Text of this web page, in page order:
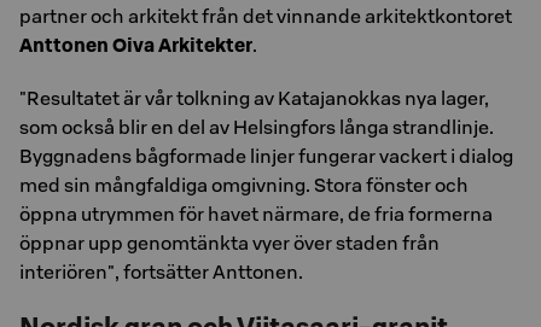
partner och arkitekt från det vinnande arkitektkontoret
Anttonen Oiva Arkitekter.
"Resultatet är vår tolkning av Katajanokkas nya lager,
som också blir en del av Helsingfors långa strandlinje.
Byggnadens bågformade linjer fungerar vackert i dialog
med sin mångfaldiga omgivning. Stora fönster och
öppna utrymmen för havet närmare, de fria formerna
öppnar upp genomtänkta vyer över staden från
interiören", fortsätter Anttonen.